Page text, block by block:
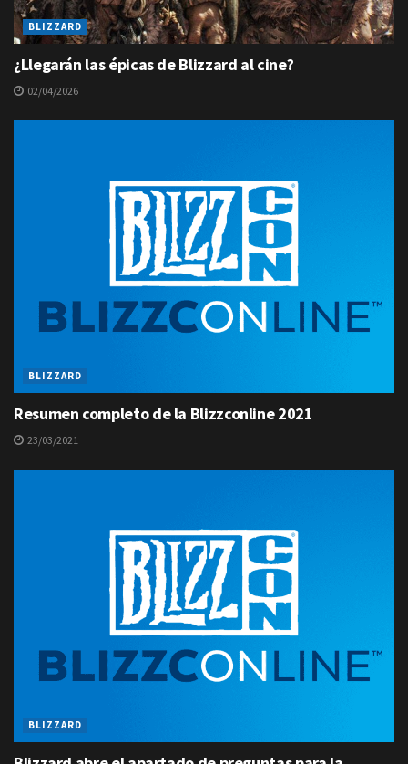
BLIZZARD
¿Llegarán las épicas de Blizzard al cine?
02/04/2026
BLIZZARD
Resumen completo de la Blizzconline 2021
23/03/2021
BLIZZARD